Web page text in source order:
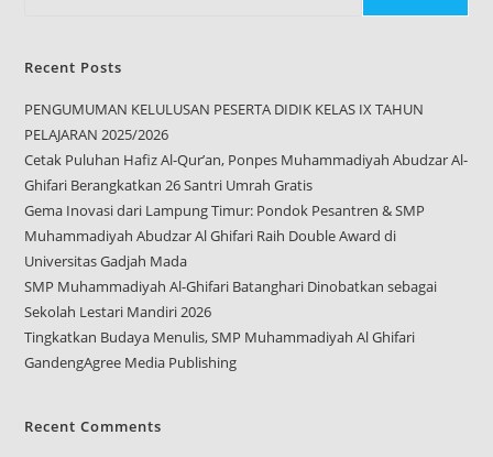
Recent Posts
PENGUMUMAN KELULUSAN PESERTA DIDIK KELAS IX TAHUN
PELAJARAN 2025/2026
Cetak Puluhan Hafiz Al-Qur’an, Ponpes Muhammadiyah Abudzar Al-
Ghifari Berangkatkan 26 Santri Umrah Gratis
Gema Inovasi dari Lampung Timur: Pondok Pesantren & SMP
Muhammadiyah Abudzar Al Ghifari Raih Double Award di
Universitas Gadjah Mada
SMP Muhammadiyah Al-Ghifari Batanghari Dinobatkan sebagai
Sekolah Lestari Mandiri 2026
Tingkatkan Budaya Menulis, SMP Muhammadiyah Al Ghifari
GandengAgree Media Publishing
Recent Comments